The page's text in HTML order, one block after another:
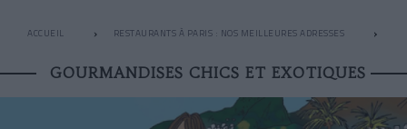
ACCUEIL RESTAURANTS À PARIS : NOS MEILLEURES ADRESSES
GOURMANDISES CHICS ET EXOTIQUES